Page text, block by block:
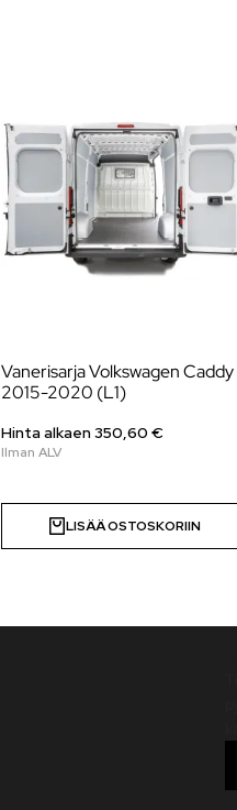
Vanerisarja Volkswagen Caddy
2015-2020 (L1)
Hinta alkaen350,60€
LISÄÄ OSTOSKORIIN